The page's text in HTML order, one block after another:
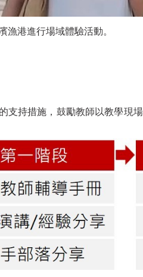
漁港進行場域體驗活動。
支持措施，鼓勵教師以教學現